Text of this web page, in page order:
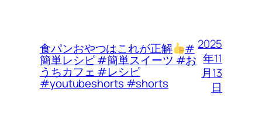
食パンおやつはこれが正解 #
簡単レシピ #簡単スイーツ #お
うちカフェ #レシピ
#youtubeshorts #shorts
2025
年11
月13
日